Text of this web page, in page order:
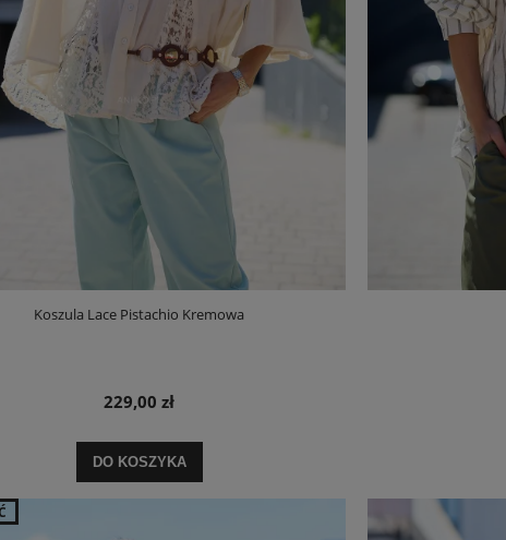
Koszula Lace Pistachio Kremowa
229,00 zł
DO KOSZYKA